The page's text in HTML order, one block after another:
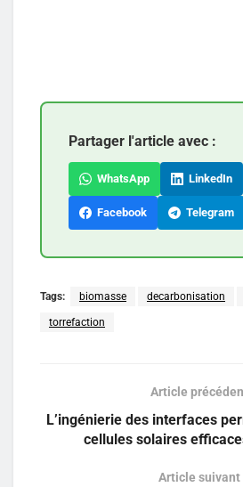
Partager l'article avec :
WhatsApp LinkedIn
Facebook Telegram
Tags: biomasse decarbonisation
torrefaction
Article
L’ingénierie des interfaces
cellules solaires
Article suivant